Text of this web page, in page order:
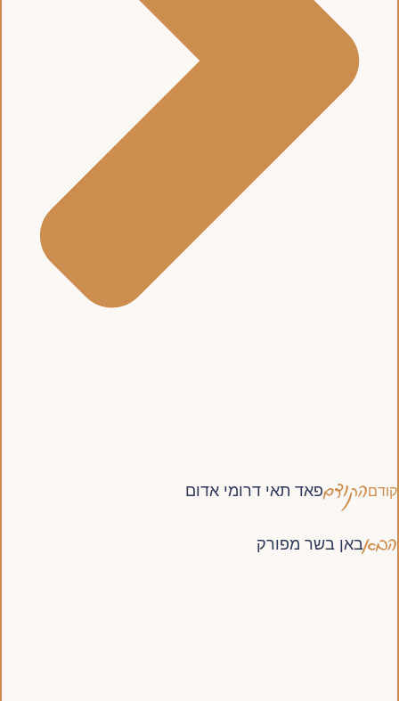
קודםהקודםפאד תאי דרומי אדום
הבאבאן בשר מפורק